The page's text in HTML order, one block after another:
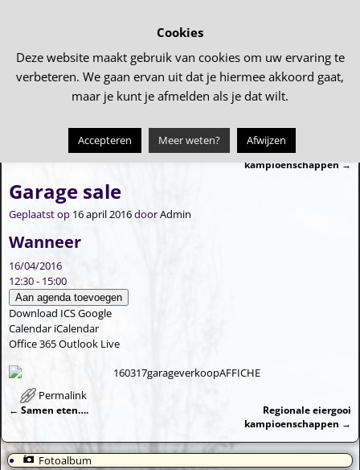
Bericht navigatie
Samen eten….
Regionale eiergooi
kampioenschappen→
Garage sale
Geplaatst op 16 april 2016doorAdmin
Wanneer
16/04/2016
12:30 - 15:00
Aan agenda toevoegen
Download ICSGoogle
Calendar iCalendar
Office 365Outlook Live
Permalink
← Samen eten….
Regionale eiergooi
kampioenschappen →
Fotoalbum
Cookies
Deze website maakt gebruik van cookies om uw ervaring te
verbeteren. We gaan ervan uit dat je hiermee akkoord gaat,
maar je kunt je afmelden als je dat wilt.
Accepteren Meer weten? Afwijzen